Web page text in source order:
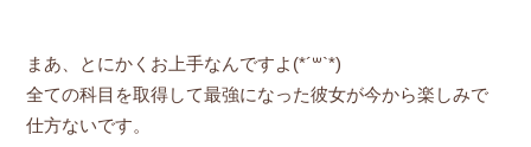
まあ、とにかくお上手なんですよ(*´꒳`*)
全ての科目を取得して最強になった彼女が今から楽しみで
仕方ないです。